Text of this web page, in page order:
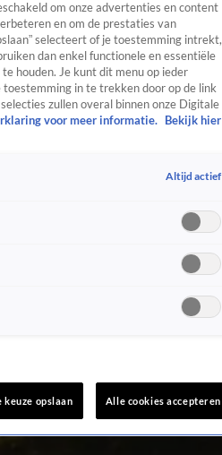
om onze advertenties en content
en om de prestaties van
selecteert of je toestemming intrekt,
dan enkel functionele en essentiële
houden. Je kunt dit menu op ieder
in te trekken door op de link
zullen overal binnen onze Digitale
voor meer informatie.
Bekijk hier
Altijd actief
keuze opslaan Alle cookies accepteren